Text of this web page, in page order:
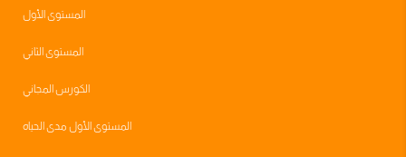
المستوى الأول
المستوى الثاني
الكورس المجاني
المستوى الأول مدى الحياه